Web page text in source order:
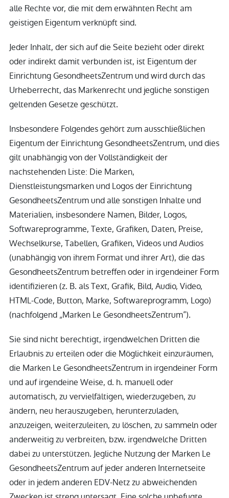
alle Rechte vor, die mit dem erwähnten Recht am
geistigen Eigentum verknüpft sind.
Jeder Inhalt, der sich auf die Seite bezieht oder direkt
oder indirekt damit verbunden ist, ist Eigentum der
Einrichtung GesondheetsZentrum und wird durch das
Urheberrecht, das Markenrecht und jegliche sonstigen
geltenden Gesetze geschützt.
Insbesondere Folgendes gehört zum ausschließlichen
Eigentum der Einrichtung GesondheetsZentrum, und dies
gilt unabhängig von der Vollständigkeit der
nachstehenden Liste: Die Marken,
Dienstleistungsmarken und Logos der Einrichtung
GesondheetsZentrum und alle sonstigen Inhalte und
Materialien, insbesondere Namen, Bilder, Logos,
Softwareprogramme, Texte, Grafiken, Daten, Preise,
Wechselkurse, Tabellen, Grafiken, Videos und Audios
(unabhängig von ihrem Format und ihrer Art), die das
GesondheetsZentrum betreffen oder in irgendeiner Form
identifizieren (z. B. als Text, Grafik, Bild, Audio, Video,
HTML-Code, Button, Marke, Softwareprogramm, Logo)
(nachfolgend „Marken Le GesondheetsZentrum“).
Sie sind nicht berechtigt, irgendwelchen Dritten die
Erlaubnis zu erteilen oder die Möglichkeit einzuräumen,
die Marken Le GesondheetsZentrum in irgendeiner Form
und auf irgendeine Weise, d. h. manuell oder
automatisch, zu vervielfältigen, wiederzugeben, zu
ändern, neu herauszugeben, herunterzuladen,
anzuzeigen, weiterzuleiten, zu löschen, zu sammeln oder
anderweitig zu verbreiten, bzw. irgendwelche Dritten
dabei zu unterstützen. Jegliche Nutzung der Marken Le
GesondheetsZentrum auf jeder anderen Internetseite
oder in jedem anderen EDV-Netz zu abweichenden